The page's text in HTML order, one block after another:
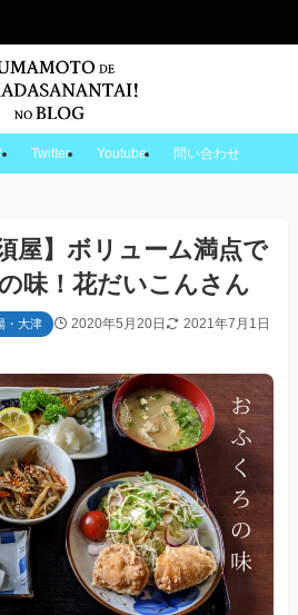
Twitter Youtube 問い合わせ
屋】ボリューム満点で
味！花だいこんさん
・大津 2020年5月20日 2021年7月1日